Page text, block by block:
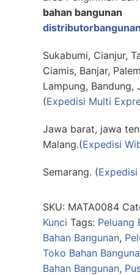
bahan bangunan
Sukabumi, Cianjur,
Ciamis, Banjar,
Lampung, Bandung,
(Expedisi Multi
Jawa barat, jawa
Malang.(Expedisi
Semarang. (
SKU: MATA0084
Kunci Tags: Peluang
Bahan Bangunan,
Toko Bahan
Bahan Bangunan,